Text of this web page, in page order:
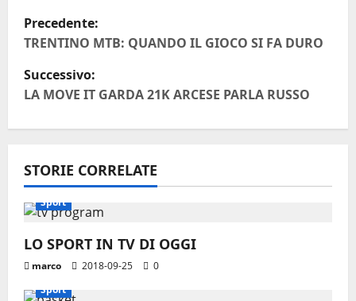
N
a
v
a
z
i
o
Precedente:
TRENTINO MTB: QUANDO IL GIOCO SI FA DURO
Successivo:
LA MOVE IT GARDA 21K ARCESE PARLA RUSSO
STORIE CORRELATE
Sport
LO SPORT IN TV DI OGGI
marco 2018-09-25
0
Sport